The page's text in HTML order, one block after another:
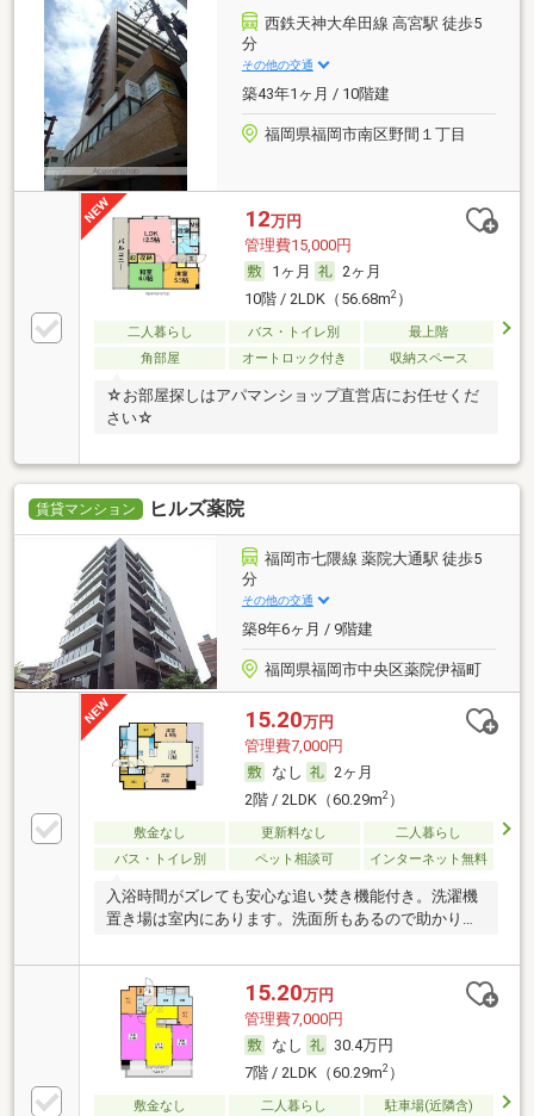
西鉄天神大牟田線 高宮駅 徒歩5
分
その他の交通
築43年1ヶ月 / 10階建
福岡県福岡市南区野間１丁目
12万円
管理費15,000円
1ヶ月
2ヶ月
10階 / 2LDK（56.68m2）
二人暮らし バス・トイレ別
最上階
角部屋
オートロック付き 収納スペース
☆お部屋探しはアパマンショップ直営店にお任せくだ
さい☆
賃貸マンション ヒルズ薬院
福岡市七隈線 薬院大通駅 徒歩5
分
その他の交通
築8年6ヶ月 / 9階建
福岡県福岡市中央区薬院伊福町
15.20万円
管理費7,000円
なし
2ヶ月
2階 / 2LDK（60.29m2）
敷金なし 更新料なし
二人暮らし
バス・トイレ別
ペット相談可 インターネット無料
入浴時間がズレても安心な追い焚き機能付き。洗濯機
置き場は室内にあります。洗面所もあるので助かりま
15.20万円
管理費7,000円
なし
30.4万円
7階 / 2LDK（60.29m2）
敷金なし 二人暮らし 駐車場(近隣含)